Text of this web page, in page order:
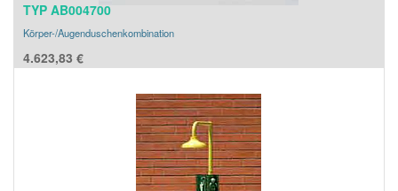
TYP AB004700
Körper-/Augenduschenkombination
4.623,83 €